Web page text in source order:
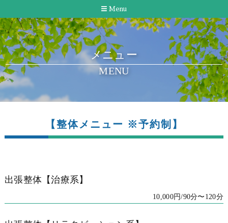
Menu
メニュー
MENU
【整体メニュー ※予約制】
出張整体【治療系】
10,000円/90分〜120分